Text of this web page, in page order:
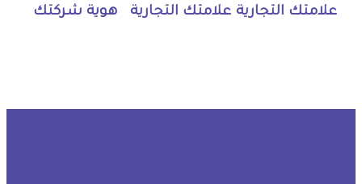
علامتك التجارية علامتك التجارية
هوية شركتك